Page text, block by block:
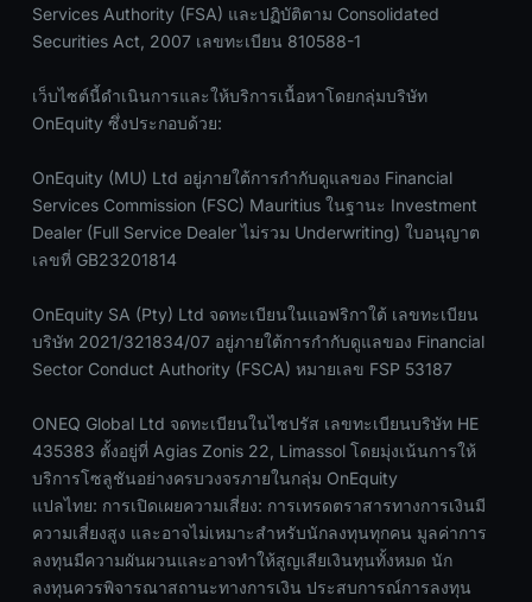
Services Authority (FSA) และปฏิบัติตาม Consolidated
Securities Act, 2007 เลขทะเบียน 810588-1
เว็บไซต์นี้ดำเนินการและให้บริการเนื้อหาโดยกลุ่มบริษัท
OnEquity ซึ่งประกอบด้วย:
OnEquity (MU) Ltd อยู่ภายใต้การกำกับดูแลของ Financial
Services Commission (FSC) Mauritius ในฐานะ Investment
Dealer (Full Service Dealer ไม่รวม Underwriting) ใบอนุญาต
เลขที่ GB23201814
OnEquity SA (Pty) Ltd จดทะเบียนในแอฟริกาใต้ เลขทะเบียน
บริษัท 2021/321834/07 อยู่ภายใต้การกำกับดูแลของ Financial
Sector Conduct Authority (FSCA) หมายเลข FSP 53187
ONEQ Global Ltd จดทะเบียนในไซปรัส เลขทะเบียนบริษัท HE
435383 ตั้งอยู่ที่ Agias Zonis 22, Limassol โดยมุ่งเน้นการให้
บริการโซลูชันอย่างครบวงจรภายในกลุ่ม OnEquity
แปลไทย: การเปิดเผยความเสี่ยง: การเทรดตราสารทางการเงินมี
ความเสี่ยงสูง และอาจไม่เหมาะสำหรับนักลงทุนทุกคน มูลค่าการ
ลงทุนมีความผันผวนและอาจทำให้สูญเสียเงินทุนทั้งหมด นัก
ลงทุนควรพิจารณาสถานะทางการเงิน ประสบการณ์การลงทุน